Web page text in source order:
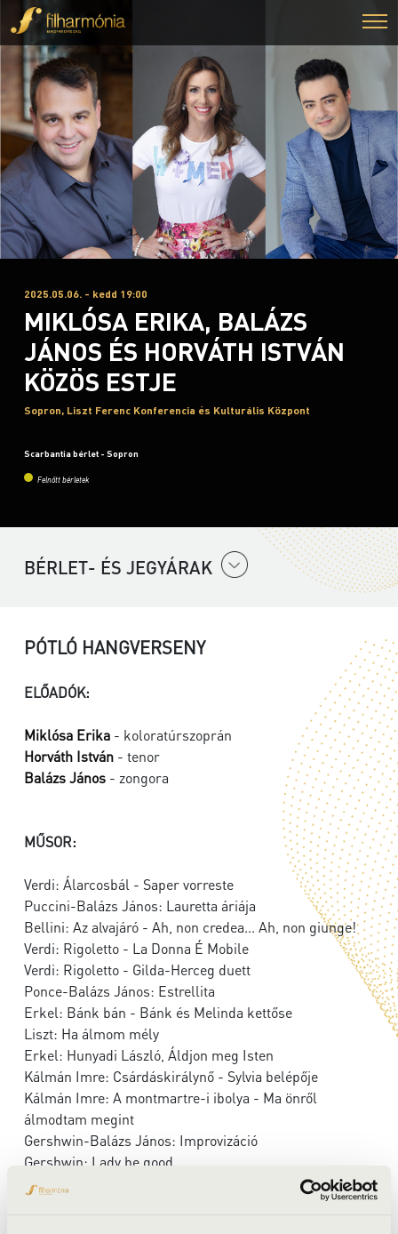
2025.05.06. - kedd 19:00
MIKLÓSA ERIKA, BALÁZS
JÁNOS ÉS HORVÁTH ISTVÁN
KÖZÖS ESTJE
Sopron, Liszt Ferenc Konferencia és Kulturális Központ
Scarbantia bérlet - Sopron
Felnőtt bérletek
BÉRLET- ÉS JEGYÁRAK
PÓTLÓ HANGVERSENY
ELŐADÓK:
Miklósa Erika - koloratúrszoprán
Horváth István - tenor
Balázs János - zongora
MŰSOR:
Verdi: Álarcosbál - Saper vorreste
Puccini-Balázs János: Lauretta áriája
Bellini: Az alvajáró - Ah, non credea... Ah, non giunge!
Verdi: Rigoletto - La Donna É Mobile
Verdi: Rigoletto - Gilda-Herceg duett
Ponce-Balázs János: Estrellita
Erkel: Bánk bán - Bánk és Melinda kettőse
Liszt: Ha álmom mély
Erkel: Hunyadi László, Áldjon meg Isten
Kálmán Imre: Csárdáskirálynő - Sylvia belépője
Kálmán Imre: A montmartre-i ibolya - Ma önről
álmodtam megint
Gershwin-Balázs János: Improvizáció
Gershwin: Lady be good
Monnot: Himnusz a szerelemről